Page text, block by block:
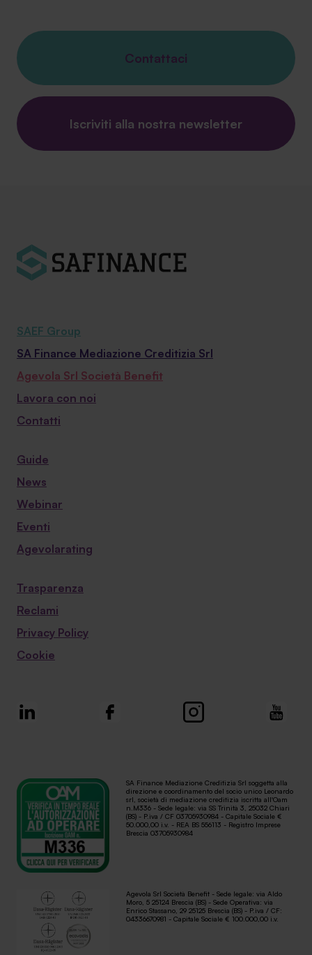
Contattaci
Iscriviti alla nostra newsletter
SAEF Group
SA Finance Mediazione Creditizia Srl
Agevola Srl Società Benefit
Lavora con noi
Contatti
Guide
News
Webinar
Eventi
Agevolarating
Trasparenza
Reclami
Privacy Policy
Cookie
SA Finance Mediazione Creditizia Srl soggetta alla
direzione e coordinamento del socio unico Leonardo
srl, società di mediazione creditizia iscritta all'Oam
n.M336 - Sede legale: via SS Trinità 3, 25032 Chiari
(BS) - P.iva / CF 03705930984 - Capitale Sociale €
50.000,00 i.v. - REA BS 556113 - Registro Imprese
Brescia 03705930984
Agevola Srl Società Benefit - Sede legale: via Aldo
Moro, 5 25124 Brescia (BS) - Sede Operativa: via
Enrico Stassano, 29 25125 Brescia (BS) - P.iva / CF:
04336670981 - Capitale Sociale € 100.000,00 i.v.